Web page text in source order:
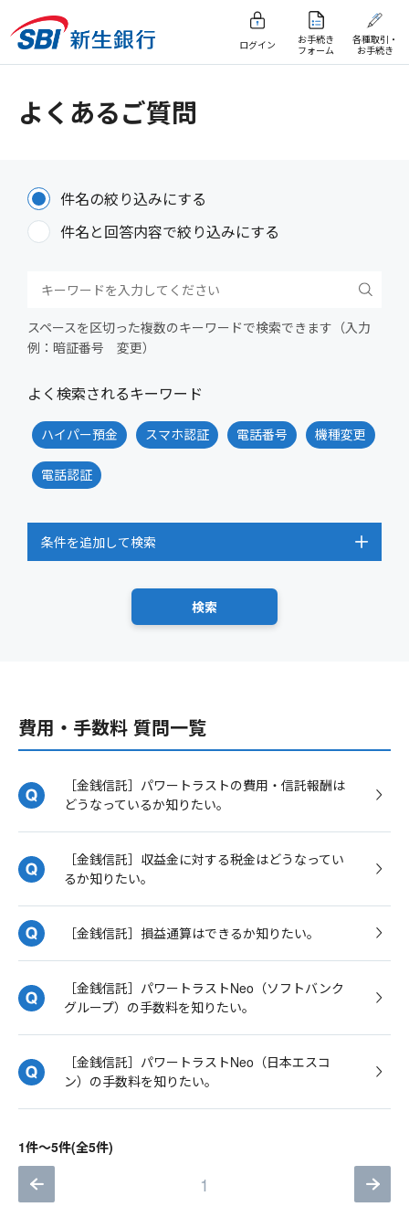
ログイン
お手続き
フォーム
各種取引・
お手続き
よくあるご質問
件名の絞り込みにする
件名と回答内容で絞り込みにする
スペースを区切った複数のキーワードで検索できます（入力
例：暗証番号 変更）
よく検索されるキーワード
ハイパー預金 スマホ認証 電話番号 機種変更
電話認証
条件を追加して検索
費用・手数料 質問一覧
［金銭信託］パワートラストの費用・信託報酬は
どうなっているか知りたい。
［金銭信託］収益金に対する税金はどうなってい
るか知りたい。
［金銭信託］損益通算はできるか知りたい。
［金銭信託］パワートラストNeo（ソフトバンク
グループ）の手数料を知りたい。
［金銭信託］パワートラストNeo（日本エスコ
ン）の手数料を知りたい。
1件～5件(全5件)
1